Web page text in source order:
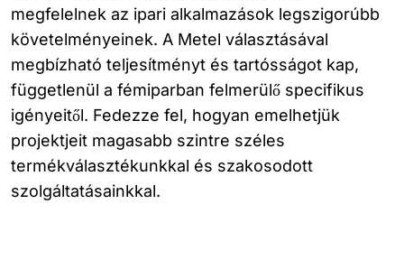
megfelelnek az ipari alkalmazások legszigorúbb
követelményeinek. A Metel választásával
megbízható teljesítményt és tartósságot kap,
függetlenül a fémiparban felmerülő specifikus
igényeitől. Fedezze fel, hogyan emelhetjük
projektjeit magasabb szintre széles
termékválasztékunkkal és szakosodott
szolgáltatásainkkal.